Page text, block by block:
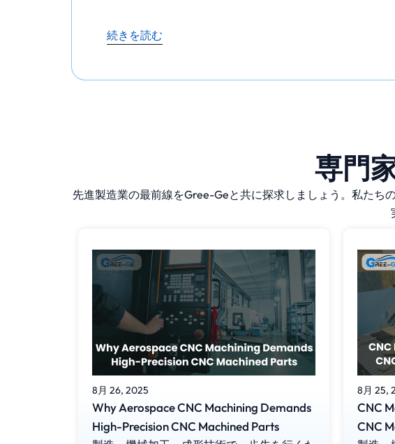
続きを読む
専門
先進製造業の最前線をGree-Geと共に探求しましょう。私たち
8月 26, 2025
Why Aerospace CNC Machining Demands
High-Precision CNC Machined Parts
8月 25,
CNC
CNC